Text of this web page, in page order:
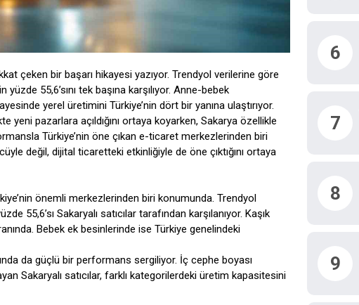
çeken bir başarı hikayesi yazıyor. Trendyol verilerine göre
55,6’sını tek başına karşılıyor. Anne-bebek
yerel üretimini Türkiye’nin dört bir yanına ulaştırıyor.
pazarlara açıldığını ortaya koyarken, Sakarya özellikle
Türkiye’nin öne çıkan e-ticaret merkezlerinden biri
değil, dijital ticaretteki etkinliğiyle de öne çıktığını ortaya
önemli merkezlerinden biri konumunda. Trendyol
55,6’sı Sakaryalı satıcılar tarafından karşılanıyor. Kaşık
Bebek ek besinlerinde ise Türkiye genelindeki
da güçlü bir performans sergiliyor. İç cephe boyası
Sakaryalı satıcılar, farklı kategorilerdeki üretim kapasitesini
6
7
8
9